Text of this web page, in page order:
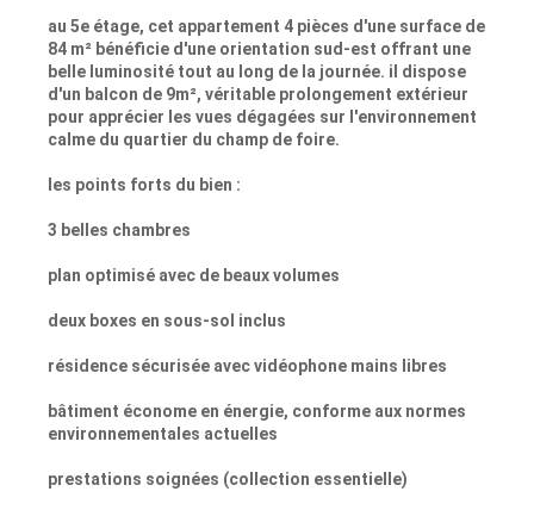
au 5e étage, cet appartement 4 pièces d'une surface de
84 m² bénéficie d'une orientation sud-est offrant une
belle luminosité tout au long de la journée. il dispose
d'un balcon de 9m², véritable prolongement extérieur
pour apprécier les vues dégagées sur l'environnement
calme du quartier du champ de foire.
les points forts du bien :
3 belles chambres
plan optimisé avec de beaux volumes
deux boxes en sous-sol inclus
résidence sécurisée avec vidéophone mains libres
bâtiment économe en énergie, conforme aux normes
environnementales actuelles
prestations soignées (collection essentielle)